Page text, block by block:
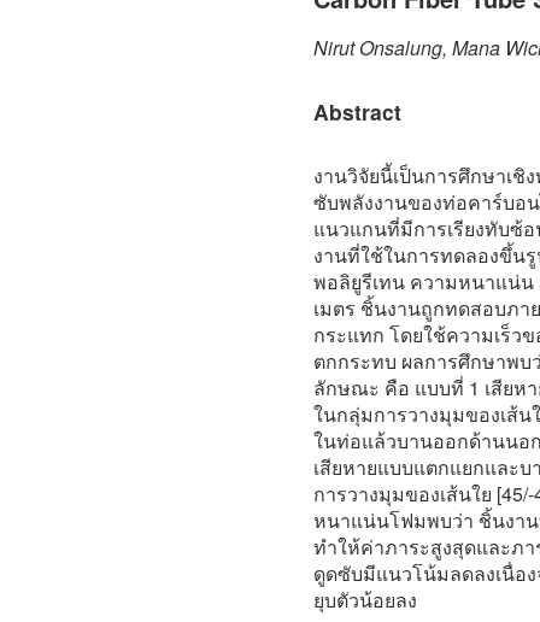
Nirut Onsalung, Mana
Abstract
งานวิจัยนี้เป็นการศึกษาเ
ซับพลังงานของท่อคาร์บอ
แนวแกนที่มีการเรียงทับซ้
งานที่ใช้ในการทดลองขึ้น
พอลิยูรีเทน ความหนาแน่น
เมตร ชิ้นงานถูกทดสอบภา
กระแทก โดยใช้ความเร็ว
ตกกระทบ ผลการศึกษาพ
ลักษณะ คือ แบบที่ 1 เสียห
ในกลุ่มการวางมุมของเส้น
ในท่อแล้วบานออกด้านนอ
เสียหายแบบแตกแยกและ
การวางมุมของเส้นใย
หนาแน่นโฟมพบว่า ชิ้นงา
ทำให้ค่าภาระสูงสุดและภ
ดูดซับมีแนวโน้มลดลงเนื่อ
ยุบตัวน้อยลง